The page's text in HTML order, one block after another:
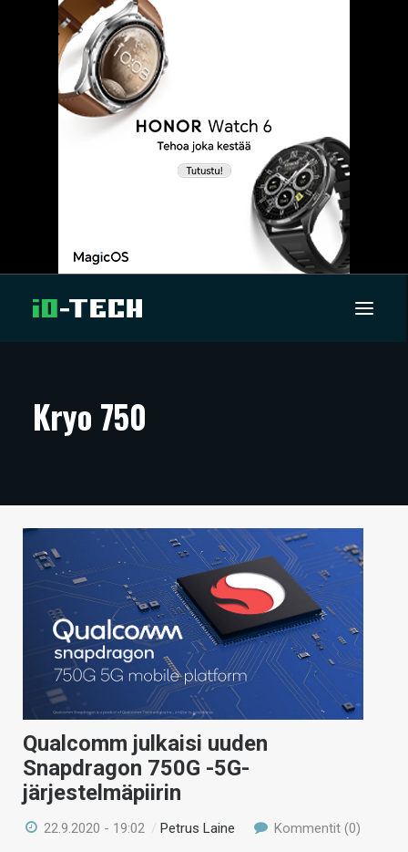
ARTIKKELIT
TECHBBS
TIETOA
HINTA.FI
KAUPPA
VAIHDA TEEMA
HAKU
Kryo 750
Qualcomm julkaisi uuden
Snapdragon 750G -5G-
järjestelmäpiirin
22.9.2020 - 19:02 /Petrus Laine Kommentit (0)